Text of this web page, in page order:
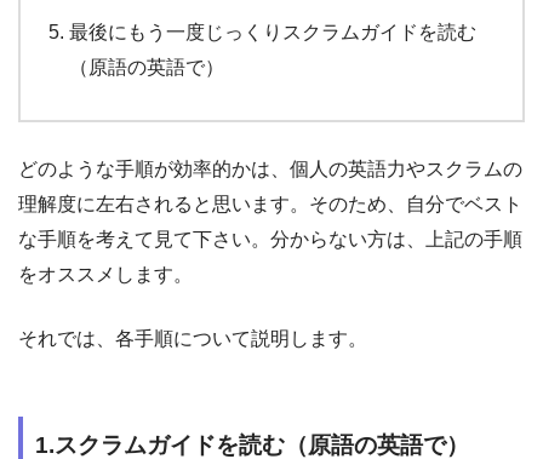
最後にもう一度じっくりスクラムガイドを読む
（原語の英語で）
どのような手順が効率的かは、個人の英語力やスクラムの
理解度に左右されると思います。そのため、自分でベスト
な手順を考えて見て下さい。分からない方は、上記の手順
をオススメします。
それでは、各手順について説明します。
1.スクラムガイドを読む（原語の英語で）